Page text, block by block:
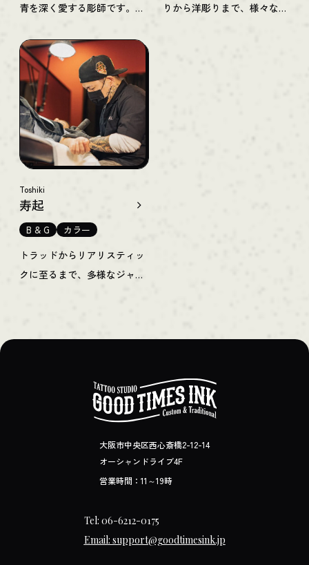
青を深く愛する彫師です。ま
ゥーイングも得意としていま
す。マシン彫りも手彫りも得
意とし、幅広いジャンルのタ
トゥーにも対応可能です。
2023年からGOOD TIMES INK
のメンバーに加わり、奈良で
自身のスタジオも運営してい
りから洋彫りまで、様々なジ
一員として仲間に加わりまし
Toshiki
寿起
B & G カラー
トラッドからリアリスティッ
クに至るまで、多様なジャン
ティストです。2023年より
Good Times Inkのメンバーに
術で今後の更なる活躍が期待
されるアーティストです。
大阪市中央区西心斎橋2-12-14
オーシャンドライブ4F
営業時間：11～19時
Tel: 06-6212-0175
Email: support@goodtimesink.jp